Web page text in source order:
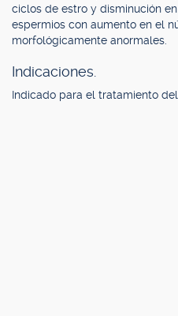
ciclos de estro y disminución
espermios con aumento en el
morfológicamente anormales.
Indicaciones.
Indicado para el tratamiento